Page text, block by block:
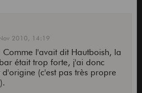
2010, 14:19
Comme l'avait dit Hautboish, la
était trop forte, j'ai donc
(c'est pas très propre